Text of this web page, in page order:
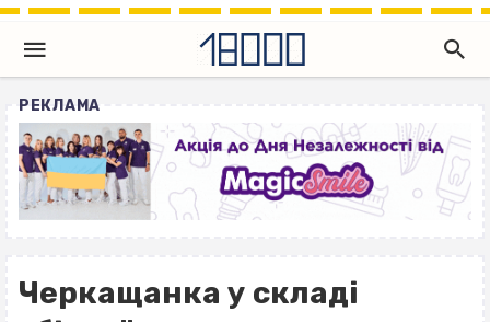
РЕКЛАМА
Черкащанка у складі